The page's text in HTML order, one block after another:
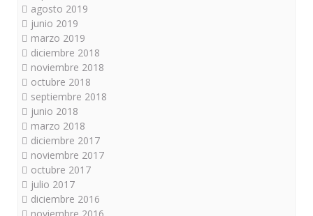
agosto 2019
junio 2019
marzo 2019
diciembre 2018
noviembre 2018
octubre 2018
septiembre 2018
junio 2018
marzo 2018
diciembre 2017
noviembre 2017
octubre 2017
julio 2017
diciembre 2016